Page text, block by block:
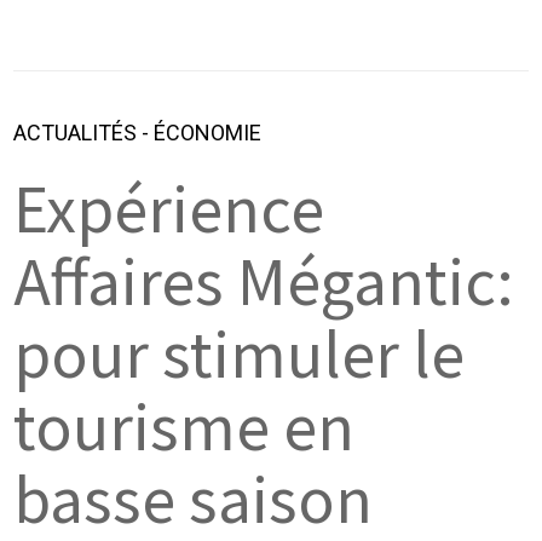
ACTUALITÉS - ÉCONOMIE
Expérience
Affaires Mégantic:
pour stimuler le
tourisme en
basse saison